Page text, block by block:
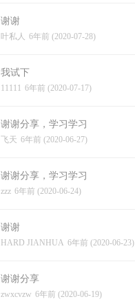
谢谢
叶私人 6年前 (2020-07-28)
我试下
11111 6年前 (2020-07-17)
谢谢分享，学习学习
飞天 6年前 (2020-06-27)
谢谢分享，学习学习
zzz 6年前 (2020-06-24)
谢谢
HARD JIANHUA 6年前 (2020-06-23)
谢谢分享
zwxcvzw 6年前 (2020-06-19)